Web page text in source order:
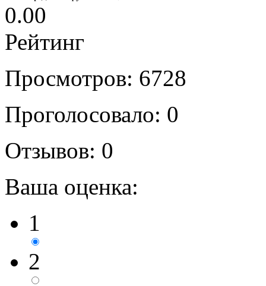
0.00
Рейтинг
Просмотров: 6728
Проголосовало: 0
Отзывов: 0
Ваша оценка:
1
2